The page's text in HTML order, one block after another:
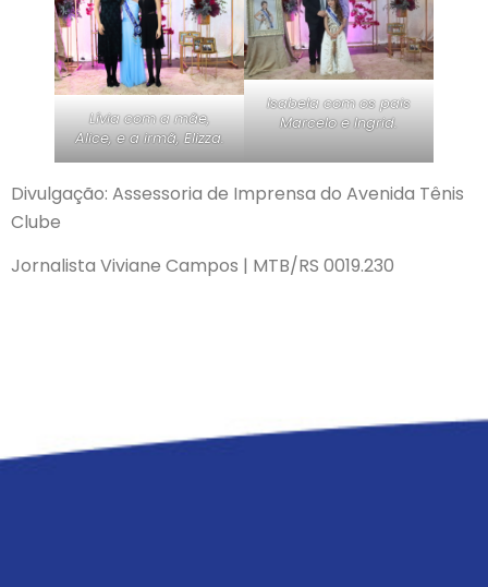
Lívia com a mãe,
Alice, e a irmã, Elizza.
Isabela com os pais
Marcelo e Ingrid.
Divulgação: Assessoria de Imprensa do Avenida Tênis
Clube
Jornalista Viviane Campos | MTB/RS 0019.230